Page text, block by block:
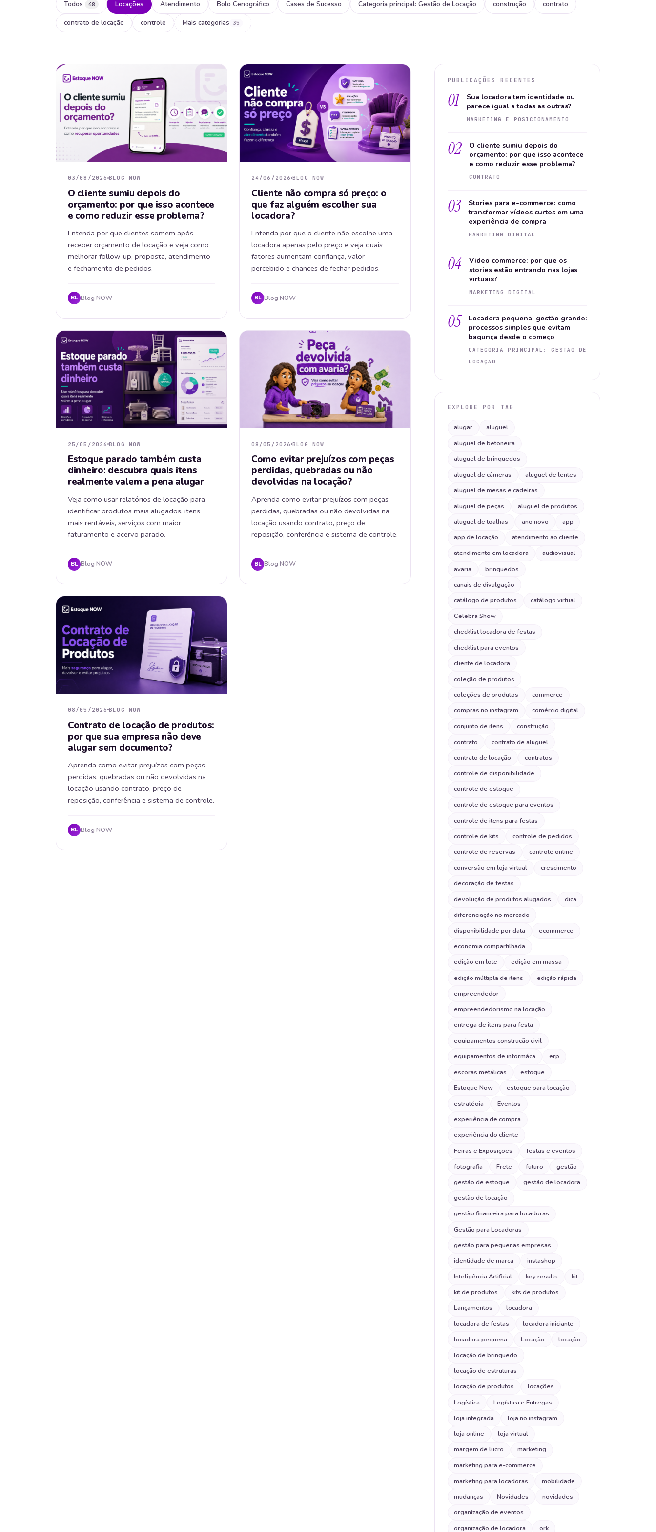
Todos 48 Locações Atendimento Bolo Cenográfico Cases de Sucesso Categoria principal: Gestão de Locação construção
contrato
contrato de locação
controle Mais categorias 35
03/08/2026 BLOG NOW
O cliente sumiu depois do
orçamento: por que isso acontece
e como reduzir esse problema?
Entenda por que clientes somem após
receber orçamento de locação e veja como
melhorar follow-up, proposta, atendimento
e fechamento de pedidos.
BL Blog NOW
24/06/2026 BLOG NOW
Cliente não compra só preço: o
que faz alguém escolher sua
locadora?
Entenda por que o cliente não escolhe uma
locadora apenas pelo preço e veja quais
fatores aumentam confiança, valor
percebido e chances de fechar pedidos.
BL Blog NOW
25/05/2026 BLOG NOW
Estoque parado também custa
dinheiro: descubra quais itens
realmente valem a pena alugar
Veja como usar relatórios de locação para
identificar produtos mais alugados, itens
mais rentáveis, serviços com maior
faturamento e acervo parado.
BL Blog NOW
08/05/2026 BLOG NOW
Como evitar prejuízos com peças
perdidas, quebradas ou não
devolvidas na locação?
Aprenda como evitar prejuízos com peças
perdidas, quebradas ou não devolvidas na
locação usando contrato, preço de
reposição, conferência e sistema de controle.
BL Blog NOW
08/05/2026 BLOG NOW
Contrato de locação de produtos:
por que sua empresa não deve
alugar sem documento?
Aprenda como evitar prejuízos com peças
perdidas, quebradas ou não devolvidas na
locação usando contrato, preço de
reposição, conferência e sistema de controle.
BL Blog NOW
PUBLICAÇÕES RECENTES
01
Sua locadora tem identidade ou
parece igual a todas as outras?
MARKETING E POSICIONAMENTO
02
O cliente sumiu depois do
orçamento: por que isso acontece
e como reduzir esse problema?
CONTRATO
03
Stories para e-commerce: como
transformar vídeos curtos em uma
experiência de compra
MARKETING DIGITAL
04
Video commerce: por que os
stories estão entrando nas lojas
virtuais?
MARKETING DIGITAL
05
Locadora pequena, gestão grande:
processos simples que evitam
bagunça desde o começo
CATEGORIA PRINCIPAL: GESTÃO DE
LOCAÇÃO
EXPLORE POR TAG
alugar
aluguel
aluguel de betoneira
aluguel de brinquedos
aluguel de câmeras
aluguel de lentes
aluguel de mesas e cadeiras
aluguel de peças
aluguel de produtos
aluguel de toalhas
ano novo
app
app de locação
atendimento ao cliente
atendimento em locadora
audiovisual
avaria
brinquedos
canais de divulgação
catálogo de produtos
catálogo virtual
Celebra Show
checklist locadora de festas
checklist para eventos
cliente de locadora
coleção de produtos
coleções de produtos
commerce
compras no instagram
comércio digital
conjunto de itens
construção
contrato
contrato de aluguel
contrato de locação
contratos
controle de disponibilidade
controle de estoque
controle de estoque para eventos
controle de itens para festas
controle de kits
controle de pedidos
controle de reservas
controle online
conversão em loja virtual
crescimento
decoração de festas
devolução de produtos alugados
dica
diferenciação no mercado
disponibilidade por data
ecommerce
economia compartilhada
edição em lote
edição em massa
edição múltipla de itens
edição rápida
empreendedor
empreendedorismo na locação
entrega de itens para festa
equipamentos construção civil
equipamentos de informáca
erp
escoras metálicas
estoque
Estoque Now
estoque para locação
estratégia
Eventos
experiência de compra
experiência do cliente
Feiras e Exposições
festas e eventos
fotografia
Frete futuro
gestão
gestão de estoque
gestão de locadora
gestão de locação
gestão financeira para locadoras
Gestão para Locadoras
gestão para pequenas empresas
identidade de marca
instashop
Inteligência Artificial
key results
kit
kit de produtos
kits de produtos
Lançamentos
locadora
locadora de festas
locadora iniciante
locadora pequena
Locação
locação
locação de brinquedo
locação de estruturas
locação de produtos
locações
Logística
Logística e Entregas
loja integrada
loja no instagram
loja online
loja virtual
margem de lucro
marketing
marketing para e-commerce
marketing para locadoras
mobilidade
mudanças
Novidades
novidades
organização de eventos
organização de locadora
ork